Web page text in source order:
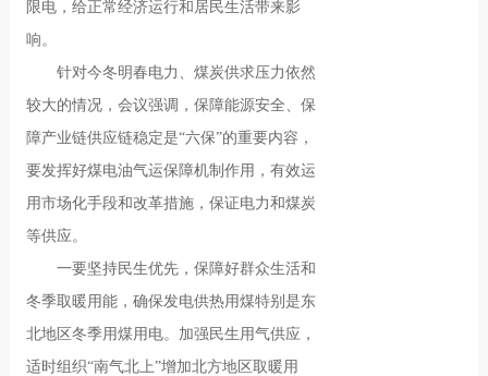
限电，给正常经济运行和居民生活带来影
响。
针对今冬明春电力、煤炭供求压力依然
较大的情况，会议强调，保障能源安全、保
障产业链供应链稳定是“六保”的重要内容，
要发挥好煤电油气运保障机制作用，有效运
用市场化手段和改革措施，保证电力和煤炭
等供应。
一要坚持民生优先，保障好群众生活和
冬季取暖用能，确保发电供热用煤特别是东
北地区冬季用煤用电。加强民生用气供应，
适时组织“南气北上”增加北方地区取暖用